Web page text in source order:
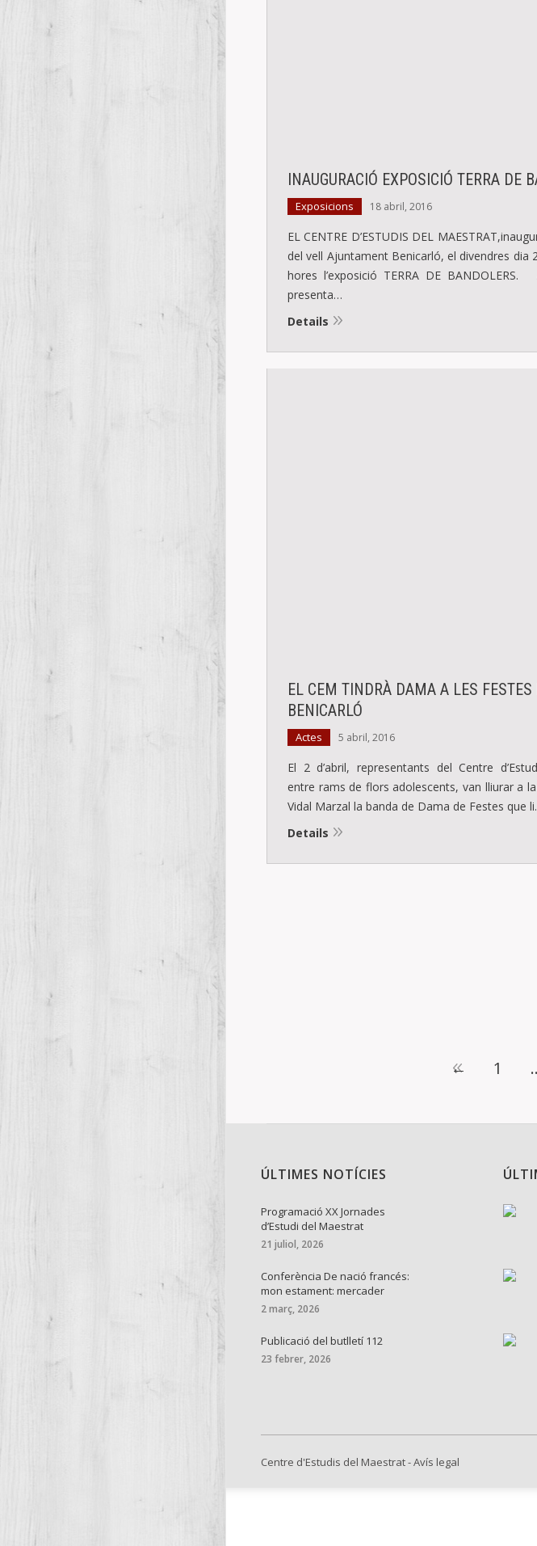
INAUGURACIÓ EXPOSICIÓ TERRA DE
Exposicions 18 abril, 2016
EL CENTRE D’ESTUDIS DEL
del vell Ajuntament Benicarló, el divendres dia
hores l’exposició TERRA DE BANDOLERS.
presenta…
Details
EL CEM TINDRÀ DAMA A LES FESTES
BENICARLÓ
Actes 5 abril, 2016
El 2 d’abril, representants del Centre
entre rams de flors adolescents, van lliurar a
Vidal Marzal la banda de Dama de Festes que
Details
← 1
ÚLTIMES NOTÍCIES
Programació XX Jornades
d’Estudi del Maestrat
21 juliol, 2026
Conferència De nació francés:
mon estament: mercader
2 març, 2026
Publicació del butlletí 112
23 febrer, 2026
Centre d'Estudis del Maestrat-Avís legal